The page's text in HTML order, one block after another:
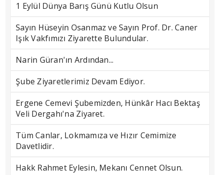
1 Eylül Dünya Barış Günü Kutlu Olsun
Sayın Hüseyin Osanmaz ve Sayın Prof. Dr. Caner
Işık Vakfımızı Ziyarette Bulundular.
Narin Güran'ın Ardından...
Şube Ziyaretlerimiz Devam Ediyor.
Ergene Cemevi Şubemizden, Hünkâr Hacı Bektaş
Veli Dergahı'na Ziyaret.
Tüm Canlar, Lokmamıza ve Hızır Cemimize
Davetlidir.
Hakk Rahmet Eylesin, Mekanı Cennet Olsun.